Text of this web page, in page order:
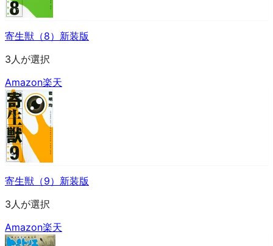
寄生獣（8）新装版
3人が選択
Amazon楽天
寄生獣（9）新装版
3人が選択
Amazon楽天